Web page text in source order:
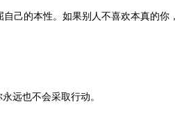
己的本性。如果别人不喜欢本真的你
远也不会采取行动。